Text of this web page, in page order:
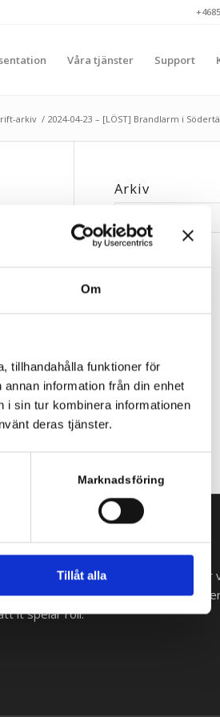
Om
tillhandahålla funktioner för
information från din enhet
i sin tur kombinera informationen
deras tjänster.
Marknadsföring
Tillåt alla
Våra tjänster Support
arkiv / 2024-04-23 – [LÖST] Brandlarm i
Arkiv
att lyckas med sina it-satsningar. Vår
till små och medelstora
it spelar roll.